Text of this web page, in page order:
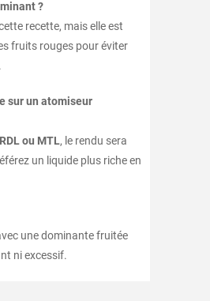
?
recette, mais elle est
fruits rouges pour éviter
sur un atomiseur
RDL ou MTL, le rendu sera
un liquide plus riche en
une dominante fruitée
ni excessif.